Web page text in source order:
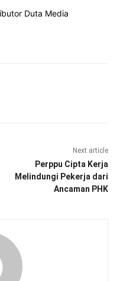
Duta Media
Next article
Perppu Cipta Kerja
Melindungi Pekerja dari
Ancaman PHK